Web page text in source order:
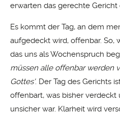
erwarten das gerechte Gericht
Es kommt der Tag, an dem
aufgedeckt wird, offenbar. So,
das uns als Wochenspruch
müssen alle offenbar werden
Gottes'. Der Tag des Gerichts
offenbart, was bisher verdeckt
unsicher war. Klarheit wird